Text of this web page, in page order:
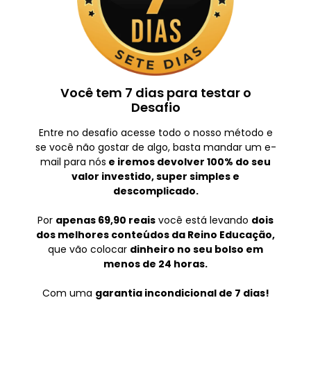
Você tem 7 dias para testar o
Desafio
Entre no desafio acesse todo o nosso método e
se você não gostar de algo, basta mandar um e-
mail para nós e iremos devolver 100% do seu
valor investido, super simples e
descomplicado.
Por apenas 69,90 reais você está levando dois
dos melhores conteúdos da Reino Educação,
que vão colocar dinheiro no seu bolso em
menos de 24 horas.
Com uma garantia incondicional de 7 dias!